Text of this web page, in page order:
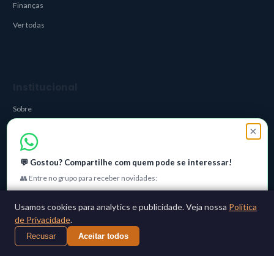
×
💬 Gostou? Compartilhe com quem pode se interessar!
👥 Entre no grupo para receber novidades:
Entrar no grupo
Não, obrigado
Finanças
Ver todas
Sobre
Privacidade
Feed RSS
Newsletter
Usamos cookies para analytics e publicidade. Veja nossa Politica
de Privacidade.
Recusar Aceitar todos